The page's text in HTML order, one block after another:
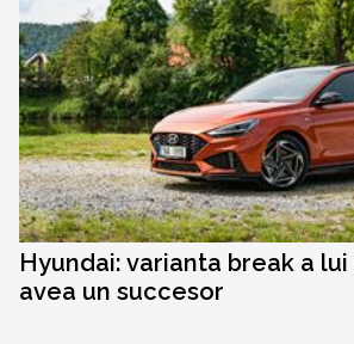
Hyundai: varianta break a lui
avea un succesor